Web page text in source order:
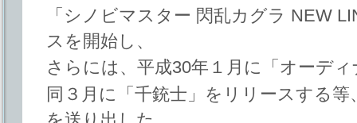
「シノビマスター 閃乱カグラ NEW
スを開始し、
さらには、平成30年１月に「オーデ
同３月に「千銃士」をリリースする